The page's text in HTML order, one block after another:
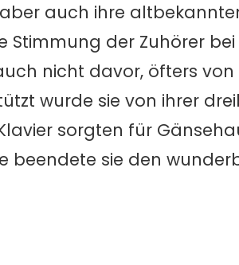
auch ihre
Stimmung der Zuhörer
nicht davor, öfters von
wurde sie von ihrer
sorgten für
beendete sie den